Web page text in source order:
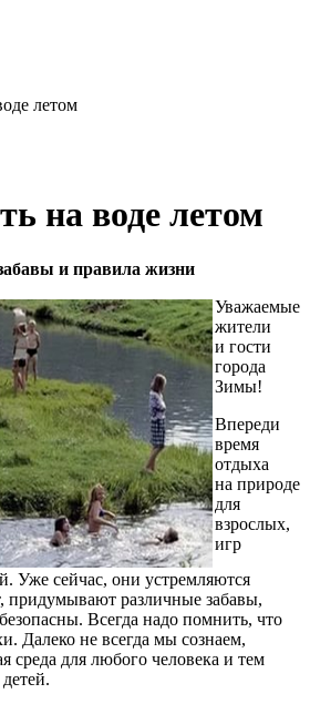
на воде летом
и правила жизни
Уважаемые
жители
и гости
города
Зимы!
Впереди
время
отдыха
на природе
для
взрослых,
игр
Уже сейчас, они устремляются
придумывают различные забавы,
Всегда надо помнить, что
Далеко не всегда мы сознаем,
среда для любого человека и тем
летом